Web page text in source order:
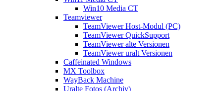
Win10 Media CT
Teamviewer
TeamViewer Host-Modul (PC)
TeamViewer QuickSupport
TeamViewer alte Versionen
TeamViewer uralt Versionen
Caffeinated Windows
MX Toolbox
WayBack Machine
Uralte Fotos (Archiv)